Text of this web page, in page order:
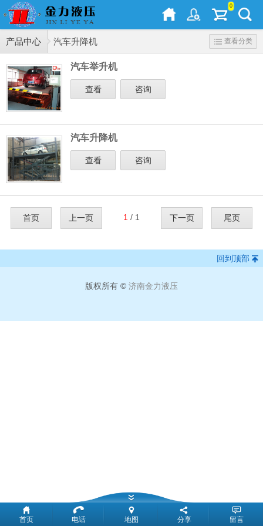
0
产品中心 汽车升降机 查看分类
汽车举升机
查看 咨询
汽车升降机
查看 咨询
首页 上一页 1 / 1 下一页 尾页
回到顶部
版权所有 © 济南金力液压
首页 电话 地图 分享 留言